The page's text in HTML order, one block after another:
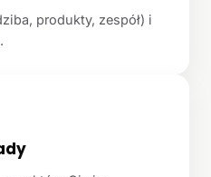
produkty, zespół) i